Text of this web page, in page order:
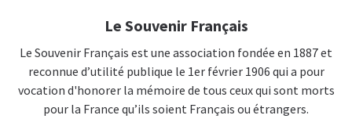
Le Souvenir Français
Le Souvenir Français est une association fondée en 1887 et
reconnue d’utilité publique le 1er février 1906 qui a pour
vocation d'honorer la mémoire de tous ceux qui sont morts
pour la France qu’ils soient Français ou étrangers.